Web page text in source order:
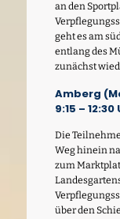
an den
geht es am
entlang des
zunächst
Amberg
9:15 –
Die
Weg hinein
zum
über den